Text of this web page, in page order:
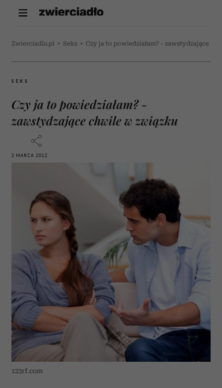
Zwierciadlo.pl > Seks > Czy ja to powiedziałam? - zawstydzające
SEKS
Czy ja to powiedziałam? -
zawstydzające chwile w związku
2 MARCA 2012
123rf.com